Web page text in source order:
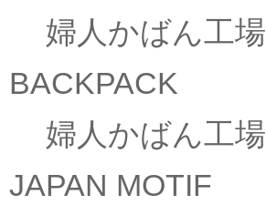
婦人かばん工場
BACKPACK
婦人かばん工場
JAPAN MOTIF